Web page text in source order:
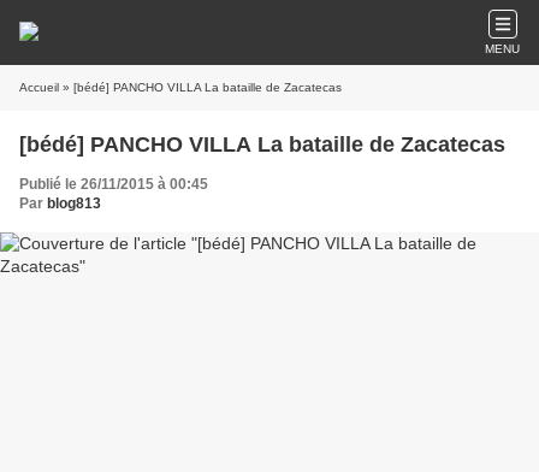
MENU
Accueil » [bédé] PANCHO VILLA La bataille de Zacatecas
[bédé] PANCHO VILLA La bataille de Zacatecas
Publié le 26/11/2015 à 00:45
Par blog813